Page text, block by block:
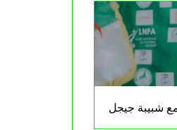
شبيبة جيجل